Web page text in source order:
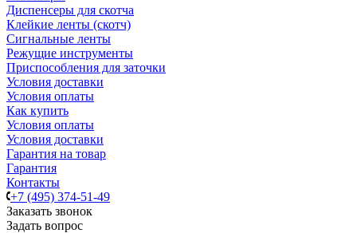
Диспенсеры для скотча
Клейкие ленты (скотч)
Сигнальные ленты
Режущие инструменты
Приспособления для заточки
Условия доставки
Условия оплаты
Как купить
Условия оплаты
Условия доставки
Гарантия на товар
Гарантия
Контакты
+7 (495) 374-51-49
Заказать звонок
Задать вопрос